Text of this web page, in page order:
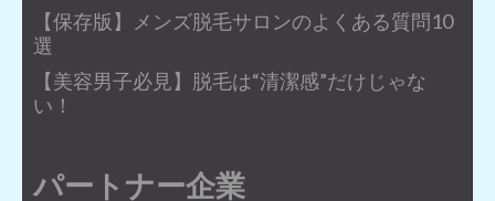
【保存版】メンズ脱毛サロンのよくある質問10
選
【美容男子必見】脱毛は“清潔感”だけじゃな
い！
パートナー企業